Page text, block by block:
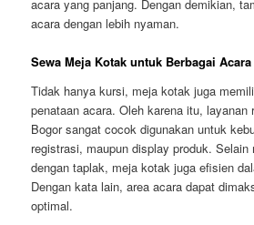
acara yang panjang. Dengan demikian,
acara dengan lebih nyaman.
Sewa Meja Kotak untuk Berbagai Acara
Tidak hanya kursi, meja kotak juga
penataan acara. Oleh karena itu, layanan
Bogor sangat cocok digunakan untuk
registrasi, maupun display produk. Selain
dengan taplak, meja kotak juga efisien
Dengan kata lain, area acara dapat
optimal.